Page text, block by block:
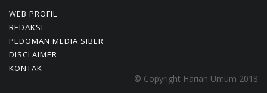
WEB PROFIL
REDAKSI
PEDOMAN MEDIA SIBER
DISCLAIMER
KONTAK
© Copyright Harian Umum 2018